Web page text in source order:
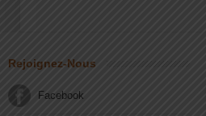
Rejoignez-Nous
Facebook